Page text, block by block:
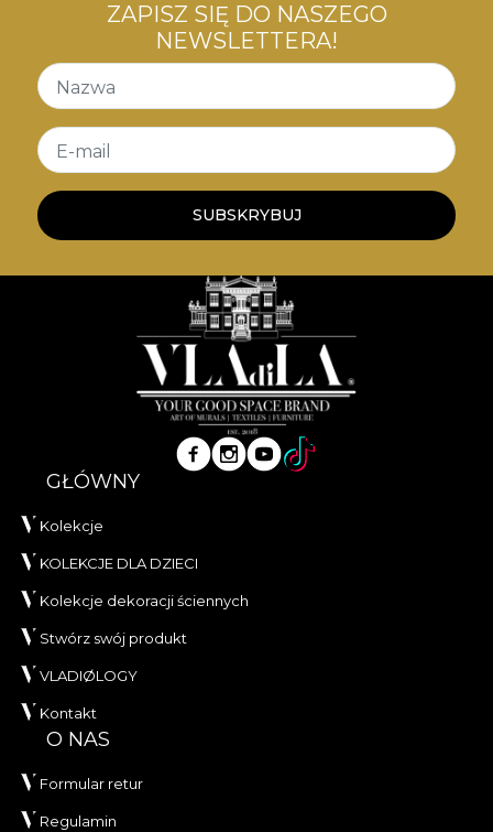
ZAPISZ SIĘ DO NASZEGO
NEWSLETTERA!
Nazwa
E-mail
SUBSKRYBUJ
GŁÓWNY
Kolekcje
KOLEKCJE DLA DZIECI
Kolekcje dekoracji ściennych
Stwórz swój produkt
VLADIØLOGY
Kontakt
O NAS
Formular retur
Regulamin